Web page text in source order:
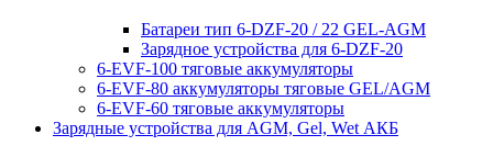
Батареи тип 6-DZF-20 / 22 GEL-AGM
Зарядное устройства для 6-DZF-20
6-EVF-100 тяговые аккумуляторы
6-EVF-80 аккумуляторы тяговые GEL/AGM
6-EVF-60 тяговые аккумуляторы
Зарядные устройства для AGM, Gel, Wet АКБ